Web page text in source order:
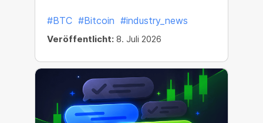
#BTC #Bitcoin #industry_news
Veröffentlicht: 8. Juli 2026